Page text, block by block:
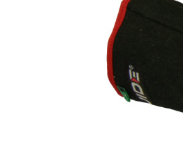
Olaj- és gázipar